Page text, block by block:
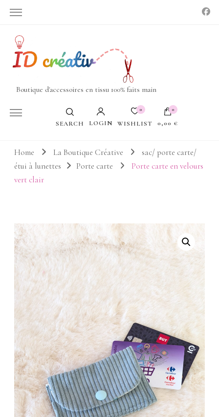
Boutique d'accessoires en tissu 100% faits main
SEARCH LOGIN
0
WISHLIST
0
0,00 €
Votre panier est vide.
Home La Boutique Créative
sac/ porte carte/
étui à lunettes
Porte carte
Porte carte en velours
vert clair